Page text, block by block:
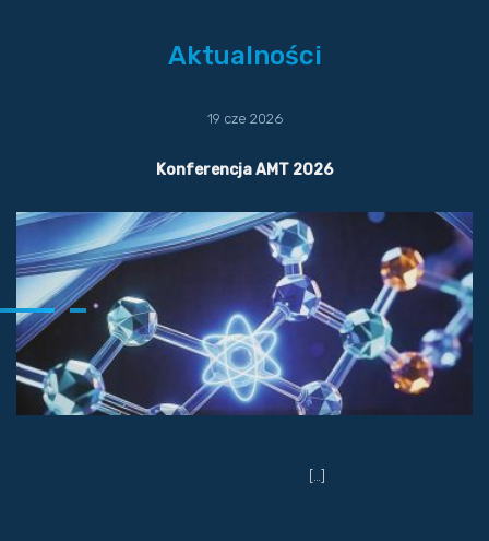
Aktualności
19 cze 2026
Konferencja AMT 2026
[…]